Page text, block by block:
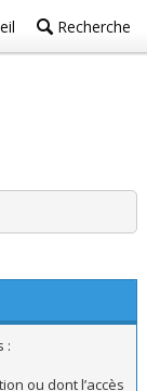
Recherche
:
ou dont l’accès